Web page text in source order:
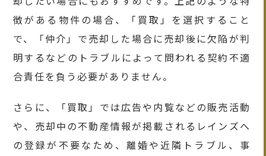
徴がある物件の場合、「買取」を選択すること
で、「仲介」で売却した場合に売却後に欠陥が判
明するなどのトラブルによって問われる契約不適
合責任を負う必要がありません。
さらに、「買取」では広告や内覧などの販売活動
や、売却中の不動産情報が掲載されるレインズへ
の登録が不要なため、離婚や近隣トラブル、事